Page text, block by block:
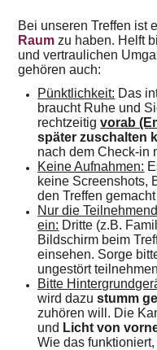
Bei unseren Treffen ist
Raum zu haben. Helft
und vertraulichen
gehören auch:
Pünktlichkeit: Das
braucht Ruhe und
rechtzeitigvorab
später zuschalten
nach dem Check-in
Keine Aufnahmen:
keine Screenshots,
den Treffen
Nur die
ein: Dritte (z.B.
Bildschirm beim
einsehen. Sorge
ungestört
Bitte
wird dazustumm
zuhören will. Die
und Licht von
Wie das